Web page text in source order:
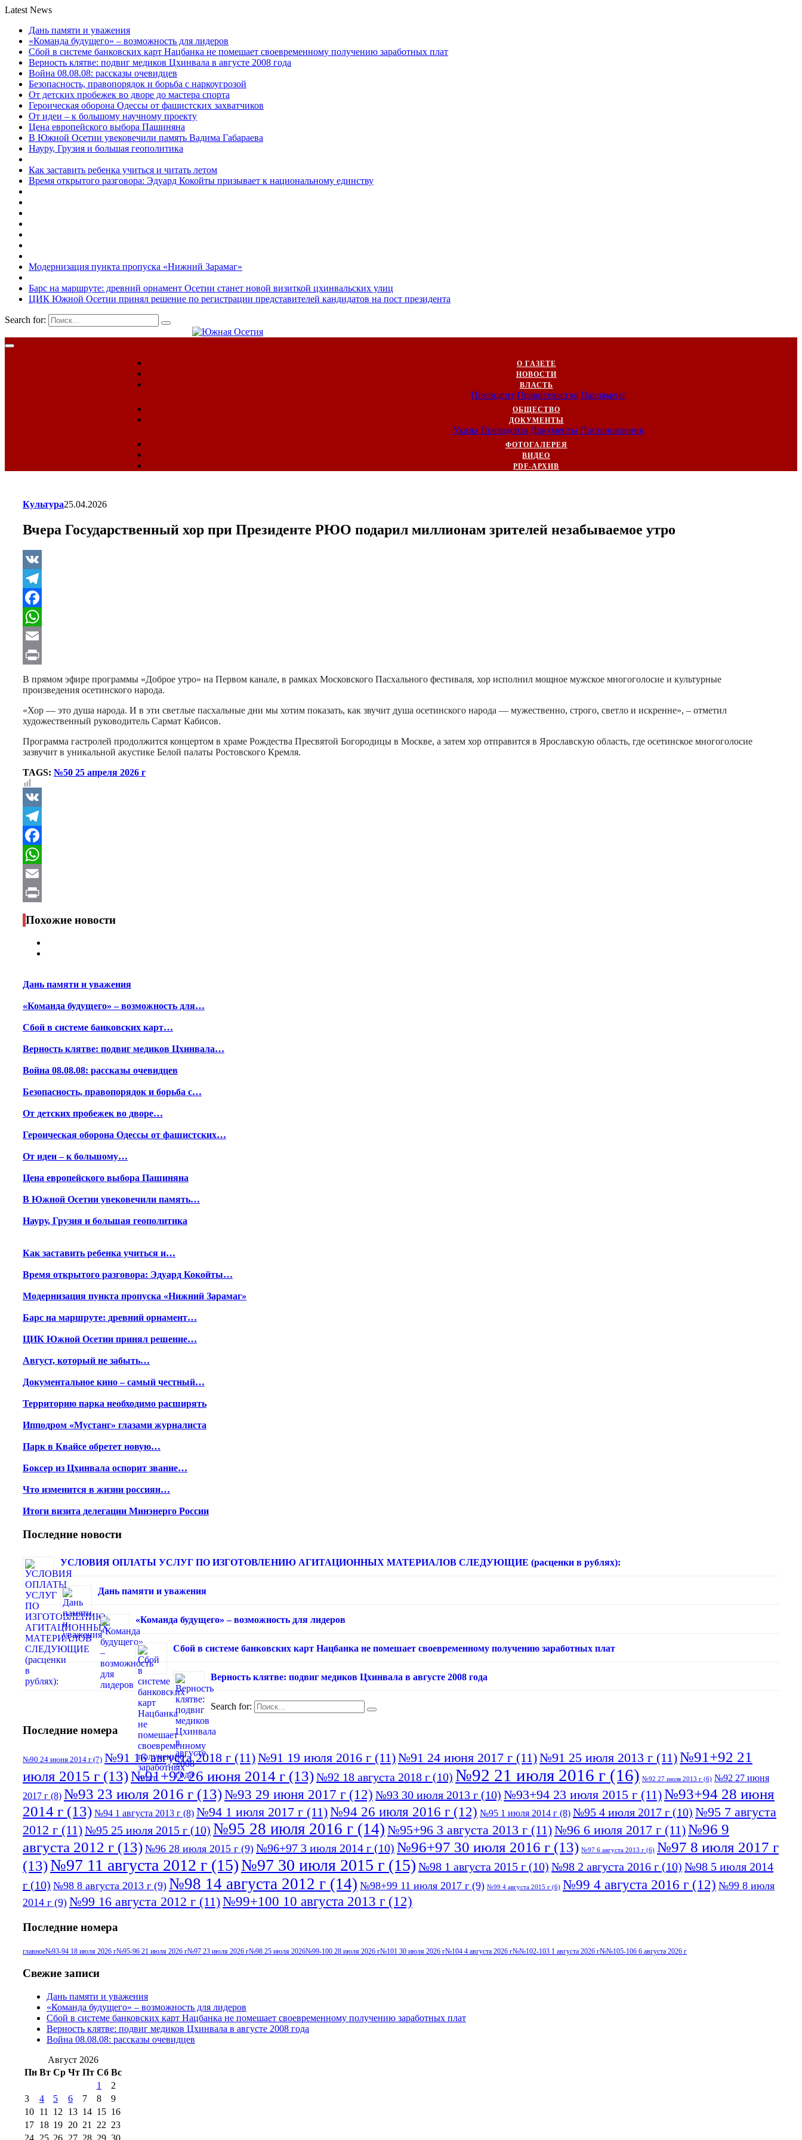
Latest News
Дань памяти и уважения
«Команда будущего» – возможность для лидеров
Сбой в системе банковских карт Нацбанка не помешает своевременному получению заработных плат
Верность клятве: подвиг медиков Цхинвала в августе 2008 года
Война 08.08.08: рассказы очевидцев
Безопасность, правопорядок и борьба с наркоугрозой
От детских пробежек во дворе до мастера спорта
Героическая оборона Одессы от фашистских захватчиков
От идеи – к большому научному проекту
Цена европейского выбора Пашиняна
В Южной Осетии увековечили память Вадима Габараева
Науру, Грузия и большая геополитика
Как заставить ребенка учиться и читать летом
Время открытого разговора: Эдуард Кокойты призывает к национальному единству
Модернизация пункта пропуска «Нижний Зарамаг»
Барс на маршруте: древний орнамент Осетии станет новой визиткой цхинвальских улиц
ЦИК Южной Осетии принял решение по регистрации представителей кандидатов на пост президента
Search for:
О ГАЗЕТЕ
НОВОСТИ
ВЛАСТЬ
Президент Правительство Парламент
ОБЩЕСТВО
ДОКУМЕНТЫ
Указы Президента Документы Постановления
ФОТОГАЛЕРЕЯ
ВИДЕО
PDF-АРХИВ
Культура25.04.2026
Вчера Государственный хор при Президенте РЮО подарил миллионам зрителей незабываемое утро
VK
Telegram
Facebook
WhatsApp
Email
Print
В прямом эфире программы «Доброе утро» на Первом канале, в рамках Московского Пасхального фестиваля, хор исполнил мощное мужское многоголосие и культурные
произведения осетинского народа.
«Хор — это душа народа. И в эти светлые пасхальные дни мы хотим показать, как звучит душа осетинского народа — мужественно, строго, светло и искренне», – отметил
художественный руководитель Сармат Кабисов.
Программа гастролей продолжится концертом в храме Рождества Пресвятой Богородицы в Москве, а затем хор отправится в Ярославскую область, где осетинское многоголосие
зазвучит в уникальной акустике Белой палаты Ростовского Кремля.
TAGS: №50 25 апреля 2026 г
VK
Telegram
Facebook
WhatsApp
Email
Print
Похожие новости
Дань памяти и уважения
«Команда будущего» – возможность для…
Сбой в системе банковских карт…
Верность клятве: подвиг медиков Цхинвала…
Война 08.08.08: рассказы очевидцев
Безопасность, правопорядок и борьба с…
От детских пробежек во дворе…
Героическая оборона Одессы от фашистских…
От идеи – к большому…
Цена европейского выбора Пашиняна
В Южной Осетии увековечили память…
Науру, Грузия и большая геополитика
Как заставить ребенка учиться и…
Время открытого разговора: Эдуард Кокойты…
Модернизация пункта пропуска «Нижний Зарамаг»
Барс на маршруте: древний орнамент…
ЦИК Южной Осетии принял решение…
Август, который не забыть…
Документальное кино – самый честный…
Территорию парка необходимо расширять
Ипподром «Мустанг» глазами журналиста
Парк в Квайсе обретет новую…
Боксер из Цхинвала оспорит звание…
Что изменится в жизни россиян…
Итоги визита делегации Минэнерго России
Последние новости
УСЛОВИЯ ОПЛАТЫ УСЛУГ ПО ИЗГОТОВЛЕНИЮ АГИТАЦИОННЫХ МАТЕРИАЛОВ СЛЕДУЮЩИЕ (расценки в рублях):
Дань памяти и уважения
«Команда будущего» – возможность для лидеров
Сбой в системе банковских карт Нацбанка не помешает своевременному получению заработных плат
Верность клятве: подвиг медиков Цхинвала в августе 2008 года
Search for:
Последние номера
№90 24 июня 2014 г (7) №91 16 августа 2018 г (11)№91 19 июля 2016 г (11)№91 24 июня 2017 г (11)№91 25 июля 2013 г (11)№91+92 21
июля 2015 г (13)№91+92 26 июня 2014 г (13)№92 18 августа 2018 г (10) №92 21 июля 2016 г (16) №92 27 июля 2013 г (6) №92 27 июня
2017 г (8) №93 23 июля 2016 г (13)№93 29 июня 2017 г (12) №93 30 июля 2013 г (10) №93+94 23 июля 2015 г (11)№93+94 28 июня
2014 г (13) №94 1 августа 2013 г (8) №94 1 июля 2017 г (11)№94 26 июля 2016 г (12) №95 1 июля 2014 г (8) №95 4 июля 2017 г (10) №95 7 августа
2012 г (11)№95 25 июля 2015 г (10) №95 28 июля 2016 г (14) №95+96 3 августа 2013 г (11)№96 6 июля 2017 г (11)№96 9
августа 2012 г (13) №96 28 июля 2015 г (9) №96+97 3 июля 2014 г (10) №96+97 30 июля 2016 г (13) №97 6 августа 2013 г (6) №97 8 июля 2017 г
(13)№97 11 августа 2012 г (15)№97 30 июля 2015 г (15) №98 1 августа 2015 г (10) №98 2 августа 2016 г (10) №98 5 июля 2014
г (10) №98 8 августа 2013 г (9) №98 14 августа 2012 г (14) №98+99 11 июля 2017 г (9) №99 4 августа 2015 г (6) №99 4 августа 2016 г (12) №99 8 июля
2014 г (9) №99 16 августа 2012 г (11)№99+100 10 августа 2013 г (12)
Последние номера
главное№93-94 18 июля 2026 г№95-96 21 июля 2026 г№97 23 июля 2026 г№98 25 июля 2026№99-100 28 июля 2026 г№101 30 июля 2026 г№104 4 августа 2026 г№№102-103 1 августа 2026 г№№105-106 6 августа 2026 г
Свежие записи
Дань памяти и уважения
«Команда будущего» – возможность для лидеров
Сбой в системе банковских карт Нацбанка не помешает своевременному получению заработных плат
Верность клятве: подвиг медиков Цхинвала в августе 2008 года
Война 08.08.08: рассказы очевидцев
Август 2026
Пн Вт Ср Чт Пт Сб Вс
1
2
3
4 5 6 7 8
9
10 11 12 13 14 15 16
17 18 19 20 21 22 23
24 25 26 27 28 29 30